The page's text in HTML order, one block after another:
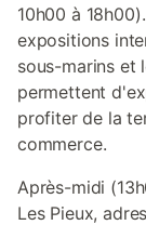
10h00 à
expositions
sous-marins et
permettent
profiter de la
commerce.
Après-midi
Les Pieux,